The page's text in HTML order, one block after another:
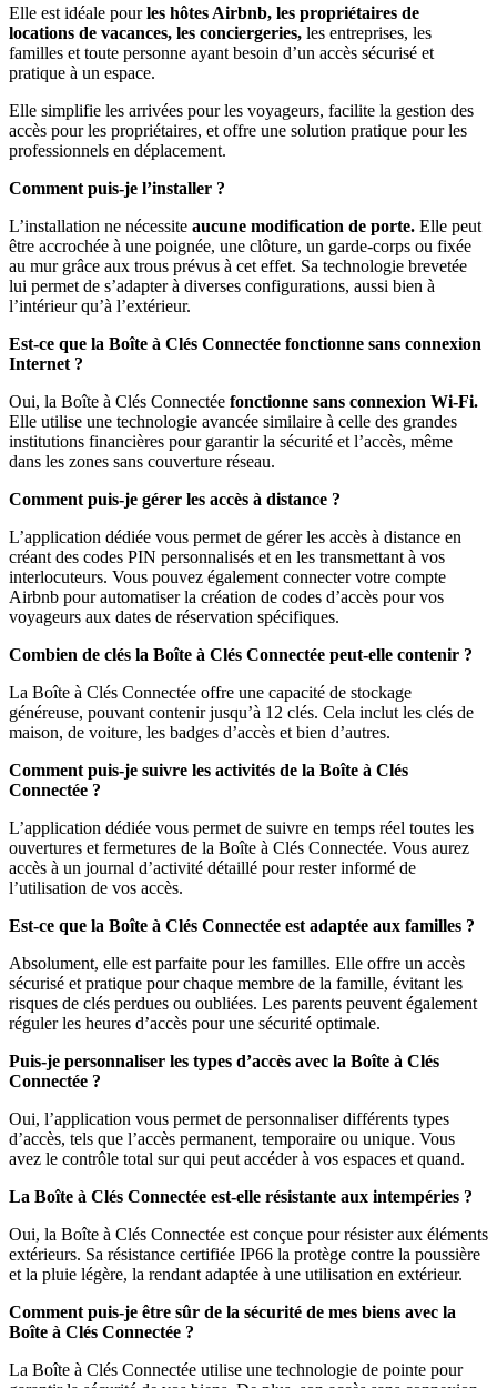
Elle est idéale pourles hôtes Airbnb, les propriétaires de
locations de vacances, les conciergeries, les entreprises, les
familles et toute personne ayant besoin d’un accès sécurisé et
pratique à un espace.
Elle simplifie les arrivées pour les voyageurs, facilite la gestion des
accès pour les propriétaires, et offre une solution pratique pour les
professionnels en déplacement.
Comment puis-je l’installer ?
L’installation ne nécessite aucune modification de porte. Elle peut
être accrochée à une poignée, une clôture, un garde-corps ou fixée
au mur grâce aux trous prévus à cet effet. Sa technologie brevetée
lui permet de s’adapter à diverses configurations, aussi bien à
l’intérieur qu’à l’extérieur.
Est-ce que la Boîte à Clés Connectée fonctionne sans connexion
Internet ?
Oui, la Boîte à Clés Connectée fonctionne sans connexion Wi-Fi.
Elle utilise une technologie avancée similaire à celle des grandes
institutions financières pour garantir la sécurité et l’accès, même
dans les zones sans couverture réseau.
Comment puis-je gérer les accès à distance ?
L’application dédiée vous permet de gérer les accès à distance en
créant des codes PIN personnalisés et en les transmettant à vos
interlocuteurs. Vous pouvez également connecter votre compte
Airbnb pour automatiser la création de codes d’accès pour vos
voyageurs aux dates de réservation spécifiques.
Combien de clés la Boîte à Clés Connectée peut-elle contenir ?
La Boîte à Clés Connectée offre une capacité de stockage
généreuse, pouvant contenir jusqu’à 12 clés. Cela inclut les clés de
maison, de voiture, les badges d’accès et bien d’autres.
Comment puis-je suivre les activités de la Boîte à Clés
Connectée ?
L’application dédiée vous permet de suivre en temps réel toutes les
ouvertures et fermetures de la Boîte à Clés Connectée. Vous aurez
accès à un journal d’activité détaillé pour rester informé de
l’utilisation de vos accès.
Est-ce que la Boîte à Clés Connectée est adaptée aux familles ?
Absolument, elle est parfaite pour les familles. Elle offre un accès
sécurisé et pratique pour chaque membre de la famille, évitant les
risques de clés perdues ou oubliées. Les parents peuvent également
réguler les heures d’accès pour une sécurité optimale.
Puis-je personnaliser les types d’accès avec la Boîte à Clés
Connectée ?
Oui, l’application vous permet de personnaliser différents types
d’accès, tels que l’accès permanent, temporaire ou unique. Vous
avez le contrôle total sur qui peut accéder à vos espaces et quand.
La Boîte à Clés Connectée est-elle résistante aux intempéries ?
Oui, la Boîte à Clés Connectée est conçue pour résister aux éléments
extérieurs. Sa résistance certifiée IP66 la protège contre la poussière
et la pluie légère, la rendant adaptée à une utilisation en extérieur.
Comment puis-je être sûr de la sécurité de mes biens avec la
Boîte à Clés Connectée ?
La Boîte à Clés Connectée utilise une technologie de pointe pour